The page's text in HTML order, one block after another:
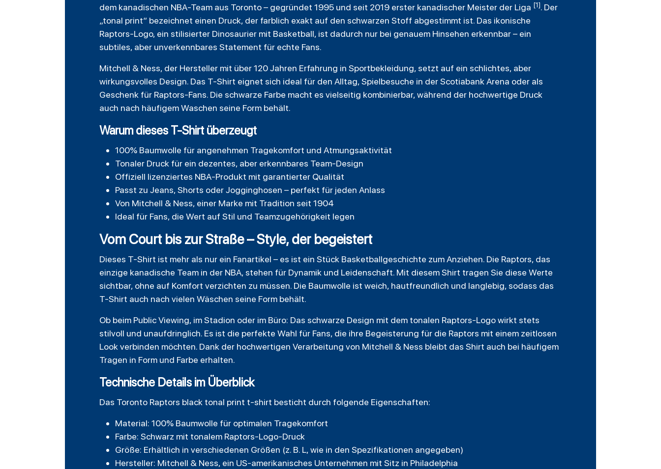
dem kanadischen NBA-Team aus Toronto – gegründet 1995 und seit 2019 erster kanadischer Meister der Liga [1]. Der
„tonal print“ bezeichnet einen Druck, der farblich exakt auf den schwarzen Stoff abgestimmt ist. Das ikonische
Raptors-Logo, ein stilisierter Dinosaurier mit Basketball, ist dadurch nur bei genauem Hinsehen erkennbar – ein
subtiles, aber unverkennbares Statement für echte Fans.
Mitchell & Ness, der Hersteller mit über 120 Jahren Erfahrung in Sportbekleidung, setzt auf ein schlichtes, aber
wirkungsvolles Design. Das T-Shirt eignet sich ideal für den Alltag, Spielbesuche in der Scotiabank Arena oder als
Geschenk für Raptors-Fans. Die schwarze Farbe macht es vielseitig kombinierbar, während der hochwertige Druck
auch nach häufigem Waschen seine Form behält.
Warum dieses T-Shirt überzeugt
100% Baumwolle für angenehmen Tragekomfort und Atmungsaktivität
Tonaler Druck für ein dezentes, aber erkennbares Team-Design
Offiziell lizenziertes NBA-Produkt mit garantierter Qualität
Passt zu Jeans, Shorts oder Jogginghosen – perfekt für jeden Anlass
Von Mitchell & Ness, einer Marke mit Tradition seit 1904
Ideal für Fans, die Wert auf Stil und Teamzugehörigkeit legen
Vom Court bis zur Straße – Style, der begeistert
Dieses T-Shirt ist mehr als nur ein Fanartikel – es ist ein Stück Basketballgeschichte zum Anziehen. Die Raptors, das
einzige kanadische Team in der NBA, stehen für Dynamik und Leidenschaft. Mit diesem Shirt tragen Sie diese Werte
sichtbar, ohne auf Komfort verzichten zu müssen. Die Baumwolle ist weich, hautfreundlich und langlebig, sodass das
T-Shirt auch nach vielen Wäschen seine Form behält.
Ob beim Public Viewing, im Stadion oder im Büro: Das schwarze Design mit dem tonalen Raptors-Logo wirkt stets
stilvoll und unaufdringlich. Es ist die perfekte Wahl für Fans, die ihre Begeisterung für die Raptors mit einem zeitlosen
Look verbinden möchten. Dank der hochwertigen Verarbeitung von Mitchell & Ness bleibt das Shirt auch bei häufigem
Tragen in Form und Farbe erhalten.
Technische Details im Überblick
Das Toronto Raptors black tonal print t-shirt besticht durch folgende Eigenschaften:
Material: 100% Baumwolle für optimalen Tragekomfort
Farbe: Schwarz mit tonalem Raptors-Logo-Druck
Größe: Erhältlich in verschiedenen Größen (z. B. L, wie in den Spezifikationen angegeben)
Hersteller: Mitchell & Ness, ein US-amerikanisches Unternehmen mit Sitz in Philadelphia